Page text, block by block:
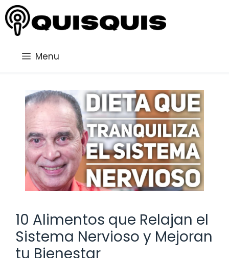
Saltar
al
contenido
Menu
10 Alimentos que Relajan el
Sistema Nervioso y Mejoran
tu Bienestar